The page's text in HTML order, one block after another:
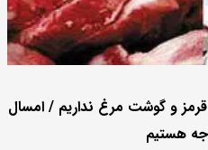
و گوشت مرغ نداریم / امسال
هستیم